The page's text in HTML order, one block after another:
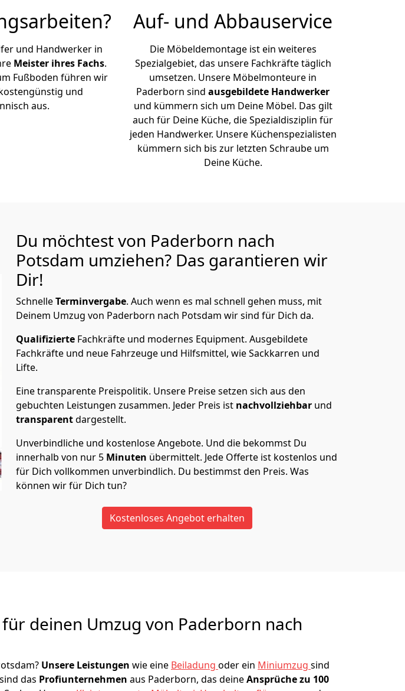
und Handwerker in
Meister ihres Fachs.
Fußboden führen wir
und
aus.
Auf- und Abbauservice
Die Möbeldemontage ist ein weiteres
Spezialgebiet, das unsere Fachkräfte täglich
umsetzen. Unsere Möbelmonteure in
Paderborn sind ausgebildete Handwerker
und kümmern sich um Deine Möbel. Das gilt
auch für Deine Küche, die Spezialdisziplin für
jeden Handwerker. Unsere Küchenspezialisten
kümmern sich bis zur letzten Schraube um
Deine Küche.
Du möchtest von Paderborn nach
Potsdam umziehen? Das garantieren wir
Dir!
SchnelleTerminvergabe. Auch wenn es mal schnell gehen muss, mit
Deinem Umzug von Paderborn nach Potsdam wir sind für Dich da.
Qualifizierte Fachkräfte und modernes Equipment. Ausgebildete
Fachkräfte und neue Fahrzeuge und Hilfsmittel, wie Sackkarren und
Lifte.
Eine transparente Preispolitik. Unsere Preise setzen sich aus den
gebuchten Leistungen zusammen. Jeder Preis ist nachvollziehbar und
transparentdargestellt.
Unverbindliche und kostenlose Angebote. Und die bekommst Du
innerhalb von nur 5 Minuten übermittelt. Jede Offerte ist kostenlos und
für Dich vollkommen unverbindlich. Du bestimmst den Preis. Was
können wir für Dich tun?
Kostenloses Angebot erhalten
deinen Umzug von Paderborn nach
Unsere Leistungen wie eine Beiladung oder ein Miniumzug sind
das Profiunternehmen aus Paderborn, das deineAnsprüche zu 100